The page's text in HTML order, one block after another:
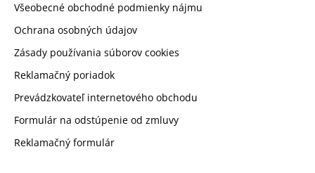
Všeobecné obchodné podmienky nájmu
Ochrana osobných údajov
Zásady používania súborov cookies
Reklamačný poriadok
Prevádzkovateľ internetového obchodu
Formulár na odstúpenie od zmluvy
Reklamačný formulár